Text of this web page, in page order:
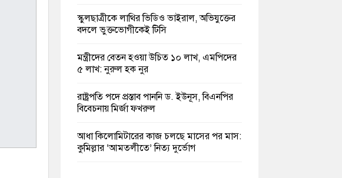
স্কুলছাত্রীকে লাথির ভিডিও ভাইরাল, অভিযুক্তের
বদলে ভুক্তভোগীকেই টিসি
মন্ত্রীদের বেতন হওয়া উচিত ১০ লাখ, এমপিদের
৫ লাখ: নুরুল হক নুর
রাষ্ট্রপতি পদে প্রস্তাব পাননি ড. ইউনূস, বিএনপির
বিবেচনায় মির্জা ফখরুল
আধা কিলোমিটারের কাজ চলছে মাসের পর মাস:
কুমিল্লার ‘আমতলীতে’ নিত্য দুর্ভোগ